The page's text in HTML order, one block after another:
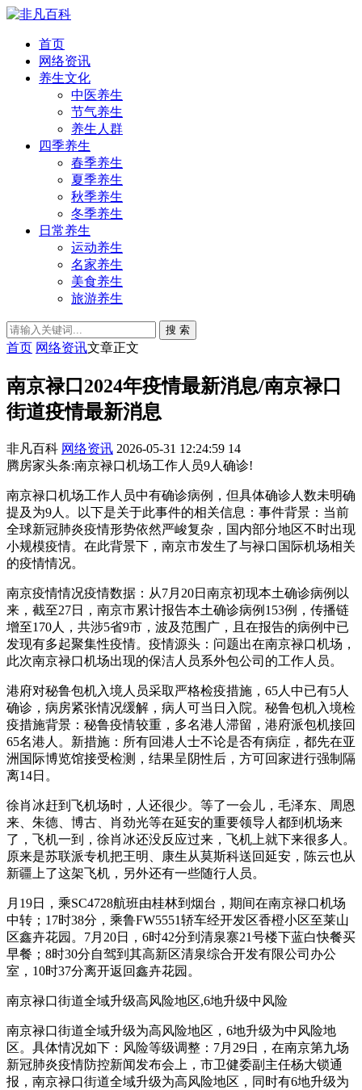
首页
网络资讯
养生文化
中医养生
节气养生
养生人群
四季养生
春季养生
夏季养生
秋季养生
冬季养生
日常养生
运动养生
名家养生
美食养生
旅游养生
搜 索
首页 网络资讯文章正文
南京禄口2024年疫情最新消息/南京禄口
街道疫情最新消息
非凡百科 网络资讯 2026-05-31 12:24:59 14
腾房家头条:南京禄口机场工作人员9人确诊!
南京禄口机场工作人员中有确诊病例，但具体确诊人数未明确
提及为9人。以下是关于此事件的相关信息：事件背景：当前
全球新冠肺炎疫情形势依然严峻复杂，国内部分地区不时出现
小规模疫情。在此背景下，南京市发生了与禄口国际机场相关
的疫情情况。
南京疫情情况疫情数据：从7月20日南京初现本土确诊病例以
来，截至27日，南京市累计报告本土确诊病例153例，传播链
增至170人，共涉5省9市，波及范围广，且在报告的病例中已
发现有多起聚集性疫情。疫情源头：问题出在南京禄口机场，
此次南京禄口机场出现的保洁人员系外包公司的工作人员。
港府对秘鲁包机入境人员采取严格检疫措施，65人中已有5人
确诊，病房紧张情况缓解，病人可当日入院。秘鲁包机入境检
疫措施背景：秘鲁疫情较重，多名港人滞留，港府派包机接回
65名港人。新措施：所有回港人士不论是否有病症，都先在亚
洲国际博览馆接受检测，结果呈阴性后，方可回家进行强制隔
离14日。
徐肖冰赶到飞机场时，人还很少。等了一会儿，毛泽东、周恩
来、朱德、博古、肖劲光等在延安的重要领导人都到机场来
了，飞机一到，徐肖冰还没反应过来，飞机上就下来很多人。
原来是苏联派专机把王明、康生从莫斯科送回延安，陈云也从
新疆上了这架飞机，另外还有一些随行人员。
月19日，乘SC4728航班由桂林到烟台，期间在南京禄口机场
中转；17时38分，乘鲁FW5551轿车经开发区香橙小区至莱山
区鑫卉花园。7月20日，6时42分到清泉寨21号楼下蓝白快餐买
早餐；8时30分自驾到其高新区清泉综合开发有限公司办公
室，10时37分离开返回鑫卉花园。
南京禄口街道全域升级高风险地区,6地升级中风险
南京禄口街道全域升级为高风险地区，6地升级为中风险地
区。具体情况如下：风险等级调整：7月29日，在南京第九场
新冠肺炎疫情防控新闻发布会上，市卫健委副主任杨大锁通
报，南京禄口街道全域升级为高风险地区，同时有6地升级为